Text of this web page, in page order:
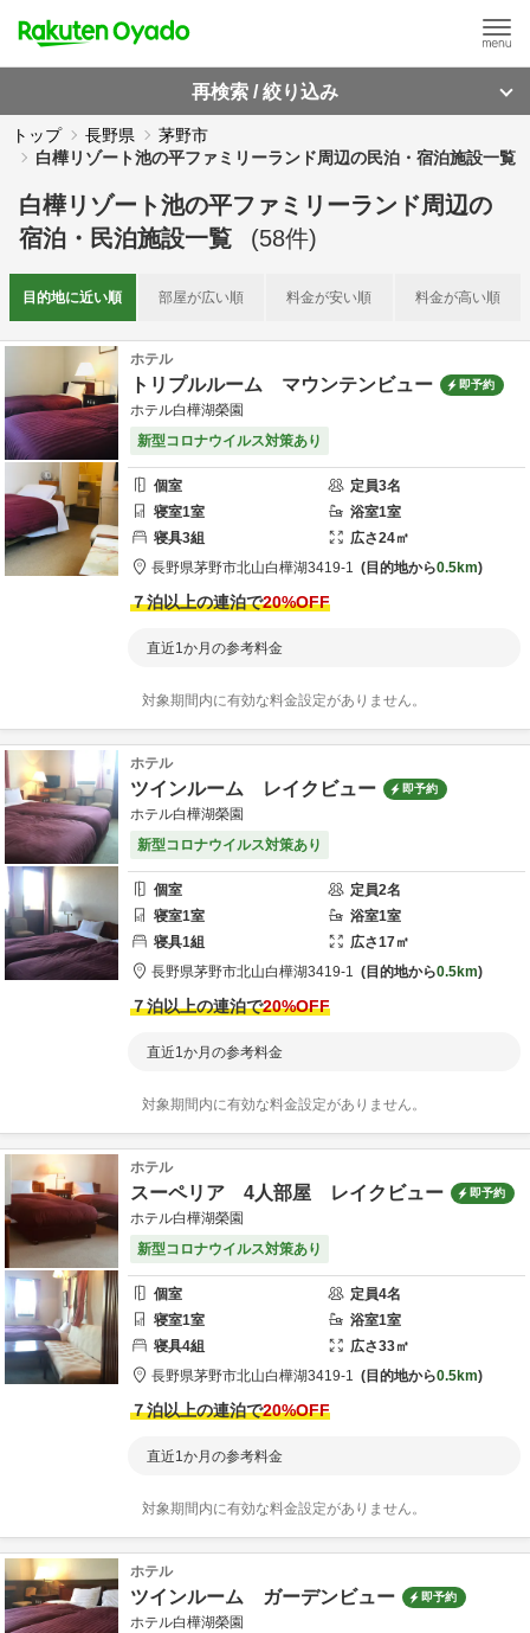
再検索 / 絞り込み
トップ 長野県
茅野市
白樺リゾート池の平ファミリーランド周辺の民泊・宿泊施設一覧
白樺リゾート池の平ファミリーランド周辺の
宿泊・民泊施設一覧
(58件)
目的地に近い順 部屋が広い順 料金が安い順 料金が高い順
ホテル
トリプルルーム マウンテンビュー 即予約
ホテル白樺湖榮園
新型コロナウイルス対策あり
個室 定員3名
寝室1室 浴室1室
寝具3組 広さ24㎡
長野県茅野市北山白樺湖3419-1 目的地から0.5km
７泊以上の連泊で20%OFF
直近1か月の参考料金
対象期間内に有効な料金設定がありません。
ホテル
ツインルーム レイクビュー 即予約
ホテル白樺湖榮園
新型コロナウイルス対策あり
個室 定員2名
寝室1室 浴室1室
寝具1組 広さ17㎡
長野県茅野市北山白樺湖3419-1 目的地から0.5km
７泊以上の連泊で20%OFF
直近1か月の参考料金
対象期間内に有効な料金設定がありません。
ホテル
スーペリア 4人部屋 レイクビュー 即予約
ホテル白樺湖榮園
新型コロナウイルス対策あり
個室 定員4名
寝室1室 浴室1室
寝具4組 広さ33㎡
長野県茅野市北山白樺湖3419-1 目的地から0.5km
７泊以上の連泊で20%OFF
直近1か月の参考料金
対象期間内に有効な料金設定がありません。
ホテル
ツインルーム ガーデンビュー 即予約
ホテル白樺湖榮園